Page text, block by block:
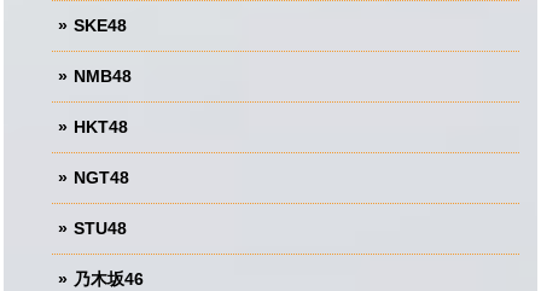
SKE48
NMB48
HKT48
NGT48
STU48
乃木坂46